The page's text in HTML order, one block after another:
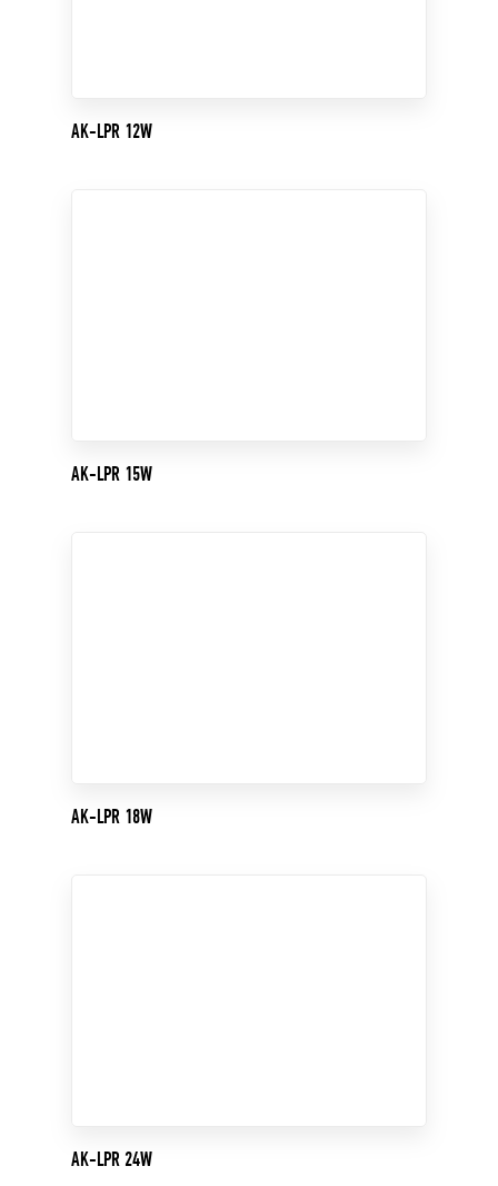
AK-LPR 12W
AK-LPR 15W
AK-LPR 18W
AK-LPR 24W